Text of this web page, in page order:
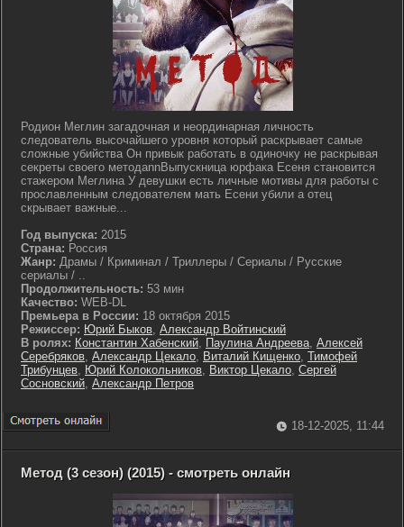
Родион Меглин загадочная и неординарная личность
следователь высочайшего уровня который раскрывает самые
сложные убийства Он привык работать в одиночку не раскрывая
секреты своего методаnnВыпускница юрфака Есеня становится
стажером Меглина У девушки есть личные мотивы для работы с
прославленным следователем мать Есени убили а отец
скрывает важные...
Год выпуска: 2015
Страна: Россия
Жанр: Драмы / Криминал / Триллеры / Сериалы / Русские
сериалы / ..
Продолжительность: 53 мин
Качество: WEB-DL
Премьера в России: 18 октября 2015
Режиссер: Юрий Быков, Александр Войтинский
В ролях: Константин Хабенский, Паулина Андреева, Алексей
Серебряков, Александр Цекало, Виталий Кищенко, Тимофей
Трибунцев, Юрий Колокольников, Виктор Цекало, Сергей
Сосновский, Александр Петров
18-12-2025, 11:44
Метод (3 сезон) (2015) - смотреть онлайн